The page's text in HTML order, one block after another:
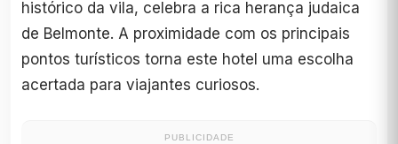
histórico da vila, celebra a rica herança judaica
de Belmonte. A proximidade com os principais
pontos turísticos torna este hotel uma escolha
acertada para viajantes curiosos.
PUBLICIDADE